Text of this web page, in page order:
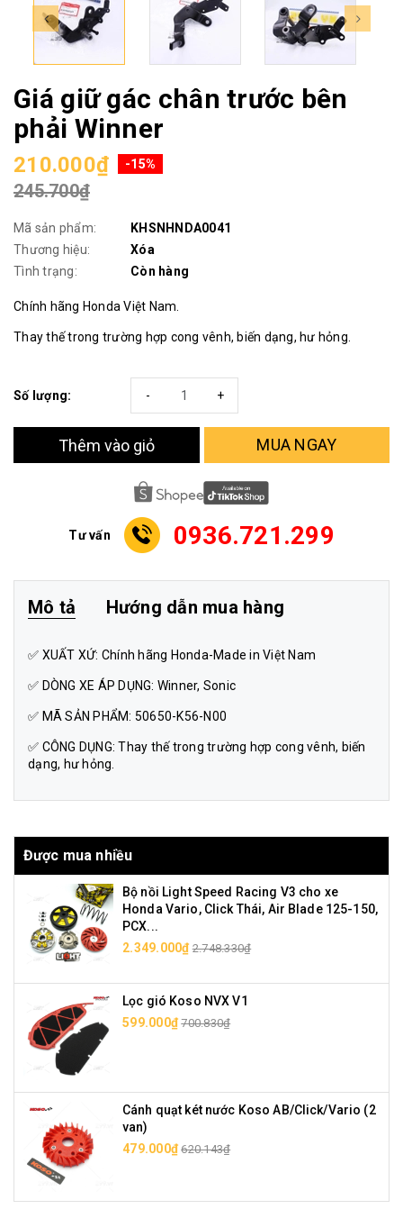
Giá giữ gác chân trước bên
phải Winner
210.000₫ -15%
245.700₫
Mã sản phẩm:
KHSNHNDA0041
Thương hiệu:
Xóa
Tình trạng:
Còn hàng
Chính hãng Honda Việt Nam.
Thay thế trong trường hợp cong vênh, biến dạng, hư hỏng.
Số lượng: +
-
Thêm vào giỏ MUA NGAY
Tư vấn 0936.721.299
Mô tả Hướng dẫn mua hàng
✅ XUẤT XỨ: Chính hãng Honda-Made in Việt Nam
✅ DÒNG XE ÁP DỤNG: Winner, Sonic
✅ MÃ SẢN PHẨM: 50650-K56-N00
✅ CÔNG DỤNG: Thay thế trong trường hợp cong vênh, biến
dạng, hư hỏng.
Được mua nhiều
Bộ nồi Light Speed Racing V3 cho xe
Honda Vario, Click Thái, Air Blade 125-150,
PCX...
2.349.000₫ 2.748.330₫
Lọc gió Koso NVX V1
599.000₫ 700.830₫
Cánh quạt két nước Koso AB/Click/Vario (2
van)
479.000₫ 620.143₫